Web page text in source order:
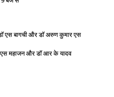
एसबागचीऔरडॉअरुणकुमारएस
एसमहाजनऔरडॉआरकेयादव